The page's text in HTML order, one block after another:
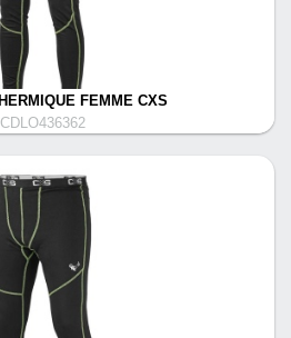
FEMME CXS
CDLO436362